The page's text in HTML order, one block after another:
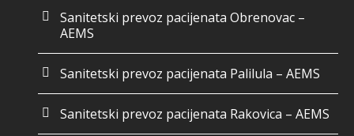
Sanitetski prevoz pacijenata Obrenovac –
AEMS
Sanitetski prevoz pacijenata Palilula – AEMS
Sanitetski prevoz pacijenata Rakovica – AEMS